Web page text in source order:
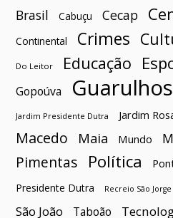
Brasil Cabuçu Cecap
Continental Crimes
Do Leitor Educação
Gopoúva Guarulhos
Jardim Presidente Dutra Jardim
Macedo
Maia Mundo
Pimentas Política
Presidente Dutra Recreio São Jorge
São João Taboão